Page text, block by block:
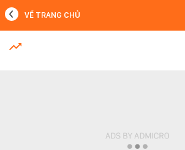
MỚI NHẤT
VỀ TRANG CHỦ